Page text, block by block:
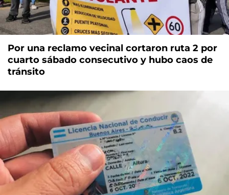
Por una reclamo vecinal cortaron ruta 2 por
cuarto sábado consecutivo y hubo caos de
tránsito